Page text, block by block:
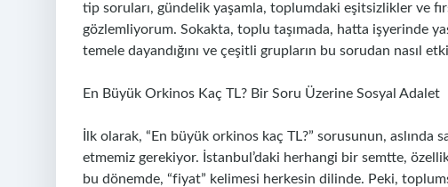
tip soruları, gündelik yaşamla, toplumdaki eşitsizlikler ve
gözlemliyorum. Sokakta, toplu taşımada, hatta işyerinde
temele dayandığını ve çeşitli grupların bu sorudan nasıl
En Büyük Orkinos Kaç TL? Bir Soru Üzerine Sosyal Adalet
İlk olarak, “En büyük orkinos kaç TL?” sorusunun, aslında
etmemiz gerekiyor. İstanbul’daki herhangi bir semtte,
bu dönemde, “fiyat” kelimesi herkesin dilinde. Peki,